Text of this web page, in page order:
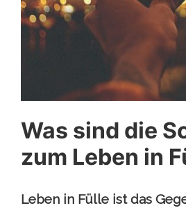
Was sind die
zum Leben in
Leben in Fülle ist das